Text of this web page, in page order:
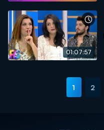
01:07:57
1 2